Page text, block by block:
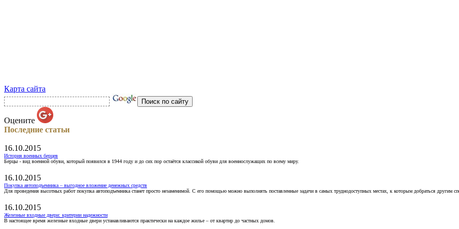
Карта сайта
Оцените
Последние статьи
16.10.2015
История военных берцев
Берцы - вид военной обуви, который появился в 1944 году и до сих пор остаётся классикой обуви для военнослужащих по всему миру.
16.10.2015
Покупка автоподъемника – выгодное вложение денежных средств
Для проведения высотных работ покупка автоподъемника станет просто незаменимой. С его помощью можно выполнять поставленные задачи в самых труднодоступных местах, к которым добраться другим
16.10.2015
Железные входные двери: критерии надежности
В настоящее время железные входные двери устанавливаются практически на каждое жилье – от квартир до частных домов.